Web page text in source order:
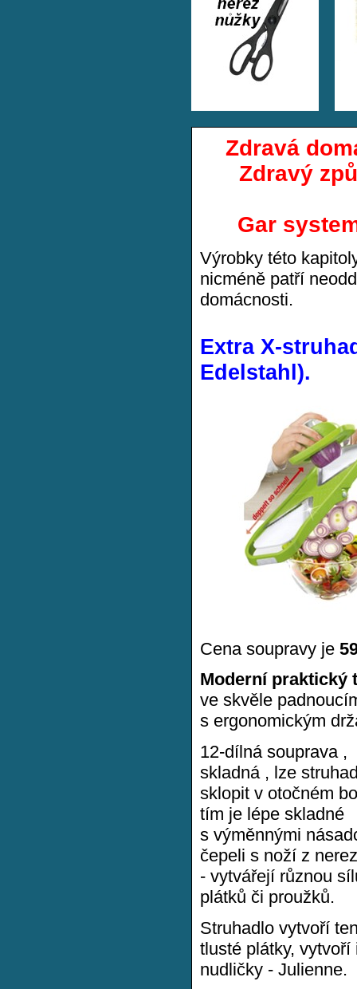
Zdravá
Zdravý
Gar
Výrobky této
nicméně patří
domácnosti.
Extra X-
Edelstahl).
Cena soupravy je
Moderní praktický
ve skvěle
s ergonomickým
12-dílná souprava ,
skladná , lze
sklopit v otočném
tím je lépe skladné
s výměnnými
čepeli s noží z
- vytvářejí různou
plátků či proužků.
Struhadlo vytvoří
tlusté plátky, vytvoří
nudličky - Julienne.